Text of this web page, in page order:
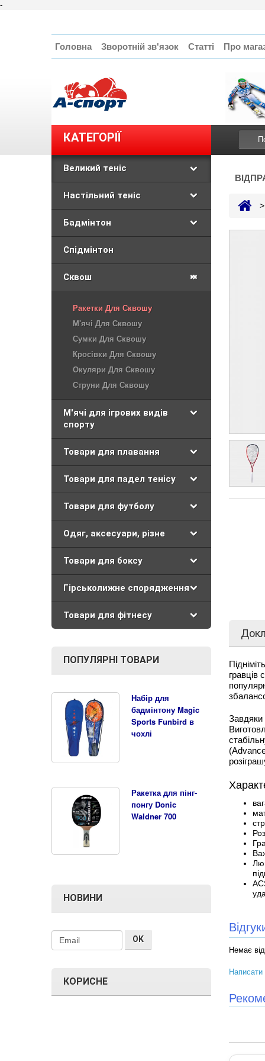
-
Головна Зворотній зв'язок Статті Про
КАТЕГОРІЇ
Великий теніс
Настільний теніс
Бадмінтон
Спідмінтон
Сквош
Ракетки Для Сквошу
М'ячі Для Сквошу
Сумки Для Сквошу
Кросівки Для Сквошу
Окуляри Для Сквошу
Струни Для Сквошу
М'ячі для ігрових видів
спорту
Товари для плавання
Товари для падел тенісу
Товари для футболу
Одяг, аксесуари, різне
Товари для боксу
Гірськолижне спорядження
Товари для фітнесу
ПОПУЛЯРНІ ТОВАРИ
Набір для
бадмінтону Magic
Sports Funbird в
чохлі
Ракетка для пінг-
понгу Donic
Waldner 700
НОВИНИ
КОРИСНЕ
>
гравців
Немає
Написати